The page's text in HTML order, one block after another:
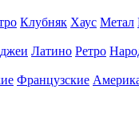
Клубняк Хаус Метал
Латино Ретро
Французские